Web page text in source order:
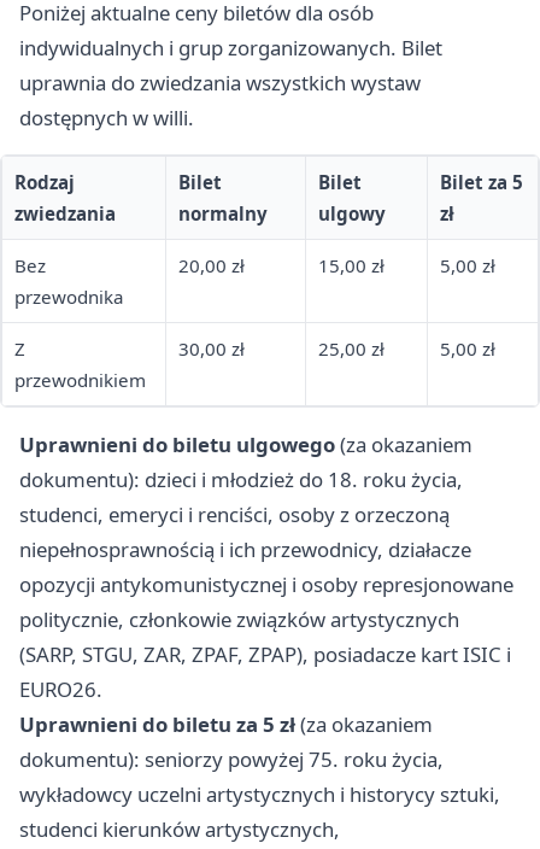
Poniżej aktualne ceny biletów dla osób
indywidualnych i grup zorganizowanych. Bilet
uprawnia do zwiedzania wszystkich wystaw
dostępnych w willi.
Rodzaj
zwiedzania
Bilet
normalny
Bilet
ulgowy
Bilet za 5
zł
Bez
przewodnika
20,00 zł 15,00 zł 5,00 zł
Z
przewodnikiem
30,00 zł 25,00 zł 5,00 zł
Uprawnieni do biletu ulgowego(za okazaniem
dokumentu): dzieci i młodzież do 18. roku życia,
studenci, emeryci i renciści, osoby z orzeczoną
niepełnosprawnością i ich przewodnicy, działacze
opozycji antykomunistycznej i osoby represjonowane
politycznie, członkowie związków artystycznych
(SARP, STGU, ZAR, ZPAF, ZPAP), posiadacze kart ISIC i
EURO26.
Uprawnieni do biletu za 5 zł(za okazaniem
dokumentu): seniorzy powyżej 75. roku życia,
wykładowcy uczelni artystycznych i historycy sztuki,
studenci kierunków artystycznych,